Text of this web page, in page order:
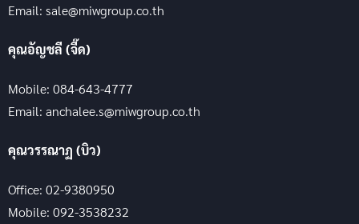
Email: sale@miwgroup.co.th
คุณอัญชลี (จี๊ด)
Mobile: 084-643-4777
Email: anchalee.s@miwgroup.co.th
คุณวรรณาฏ (บิว)
Office: 02-9380950
Mobile: 092-3538232